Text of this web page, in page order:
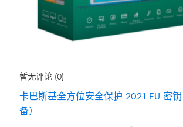
地位：有存货
暂无评论 (0)
卡巴斯基全方位安全保护 2021 EU 密
备）